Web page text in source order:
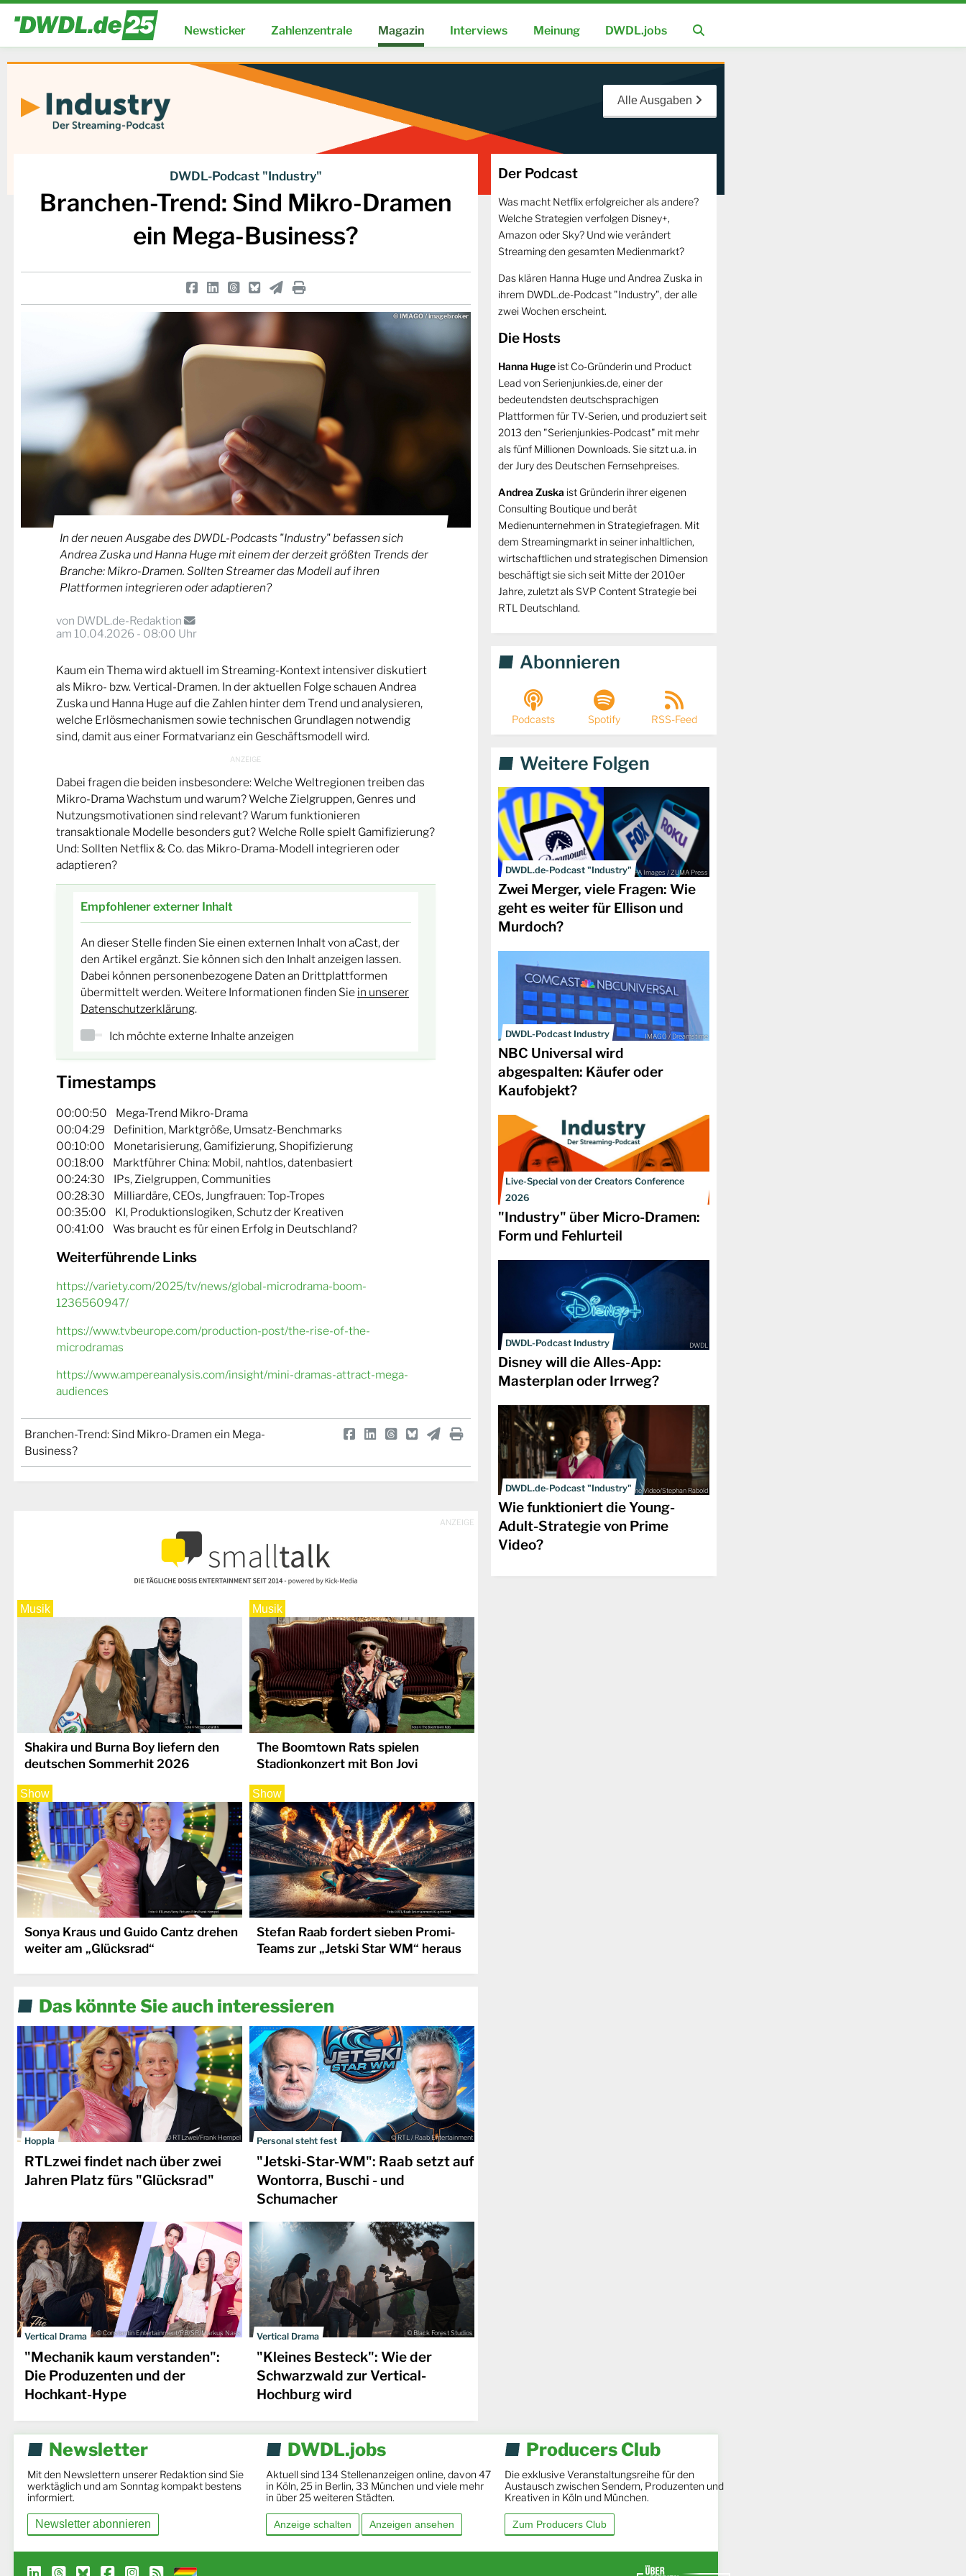
Newsticker Zahlenzentrale Magazin Interviews Meinung DWDL.jobs
Alle Ausgaben
DWDL-Podcast "Industry"
Branchen-Trend: Sind Mikro-Dramen
ein Mega-Business?
© IMAGO / imagebroker
In der neuen Ausgabe des DWDL-Podcasts "Industry" befassen sich
Andrea Zuska und Hanna Huge mit einem der derzeit größten Trends der
Branche: Mikro-Dramen. Sollten Streamer das Modell auf ihren
Plattformen integrieren oder adaptieren?
von DWDL.de-Redaktion
am 10.04.2026 - 08:00 Uhr
Kaum ein Thema wird aktuell im Streaming-Kontext intensiver diskutiert
als Mikro- bzw. Vertical-Dramen. In der aktuellen Folge schauen Andrea
Zuska und Hanna Huge auf die Zahlen hinter dem Trend und analysieren,
welche Erlösmechanismen sowie technischen Grundlagen notwendig
sind, damit aus einer Formatvarianz ein Geschäftsmodell wird.
Dabei fragen die beiden insbesondere: Welche Weltregionen treiben das
Mikro-Drama Wachstum und warum? Welche Zielgruppen, Genres und
Nutzungsmotivationen sind relevant? Warum funktionieren
transaktionale Modelle besonders gut? Welche Rolle spielt Gamifizierung?
Und: Sollten Netflix & Co. das Mikro-Drama-Modell integrieren oder
adaptieren?
Empfohlener externer Inhalt
An dieser Stelle finden Sie einen externen Inhalt von aCast, der
den Artikel ergänzt. Sie können sich den Inhalt anzeigen lassen.
Dabei können personenbezogene Daten an Drittplattformen
übermittelt werden. Weitere Informationen finden Sie in unserer
Datenschutzerklärung.
Ich möchte externe Inhalte anzeigen
Timestamps
00:00:50 Mega-Trend Mikro-Drama
00:04:29 Definition, Marktgröße, Umsatz-Benchmarks
00:10:00 Monetarisierung, Gamifizierung, Shopifizierung
00:18:00 Marktführer China: Mobil, nahtlos, datenbasiert
00:24:30 IPs, Zielgruppen, Communities
00:28:30 Milliardäre, CEOs, Jungfrauen: Top-Tropes
00:35:00 KI, Produktionslogiken, Schutz der Kreativen
00:41:00 Was braucht es für einen Erfolg in Deutschland?
Weiterführende Links
https://variety.com/2025/tv/news/global-microdrama-boom-
1236560947/
https://www.tvbeurope.com/production-post/the-rise-of-the-
microdramas
https://www.ampereanalysis.com/insight/mini-dramas-attract-mega-
audiences
Branchen-Trend: Sind Mikro-Dramen ein Mega-
Business?
ANZEIGE
Musik
Shakira und Burna Boy liefern den
deutschen Sommerhit 2026
Musik
The Boomtown Rats spielen
Stadionkonzert mit Bon Jovi
Show
Sonya Kraus und Guido Cantz drehen
weiter am „Glücksrad“
Show
Stefan Raab fordert sieben Promi-
Teams zur „Jetski Star WM“ heraus
Das könnte Sie auch interessieren
Hoppla © RTLzwei/Frank Hempel
RTLzwei findet nach über zwei
Jahren Platz fürs "Glücksrad"
Personal steht fest © RTL / Raab Entertainment
"Jetski-Star-WM": Raab setzt auf
Wontorra, Buschi - und
Schumacher
Vertical Drama © Constantin Entertainment/RB/SR/Markus Nass
"Mechanik kaum verstanden":
Die Produzenten und der
Hochkant-Hype
Vertical Drama © Black Forest Studios
"Kleines Besteck": Wie der
Schwarzwald zur Vertical-
Hochburg wird
Der Podcast
Was macht Netflix erfolgreicher als andere?
Welche Strategien verfolgen Disney+,
Amazon oder Sky? Und wie verändert
Streaming den gesamten Medienmarkt?
Das klären Hanna Huge und Andrea Zuska in
ihrem DWDL.de-Podcast "Industry", der alle
zwei Wochen erscheint.
Die Hosts
Hanna Huge ist Co-Gründerin und Product
Lead von Serienjunkies.de, einer der
bedeutendsten deutschsprachigen
Plattformen für TV-Serien, und produziert seit
2013 den "Serienjunkies-Podcast" mit mehr
als fünf Millionen Downloads. Sie sitzt u.a. in
der Jury des Deutschen Fernsehpreises.
Andrea Zuska ist Gründerin ihrer eigenen
Consulting Boutique und berät
Medienunternehmen in Strategiefragen. Mit
dem Streamingmarkt in seiner inhaltlichen,
wirtschaftlichen und strategischen Dimension
beschäftigt sie sich seit Mitte der 2010er
Jahre, zuletzt als SVP Content Strategie bei
RTL Deutschland.
Abonnieren
Podcasts Spotify RSS-Feed
Weitere Folgen
DWDL.de-Podcast "Industry"IMAGO / SOPA Images / ZUMA Press
Zwei Merger, viele Fragen: Wie
geht es weiter für Ellison und
Murdoch?
DWDL-Podcast Industry IMAGO / Dreamstime
NBC Universal wird
abgespalten: Käufer oder
Kaufobjekt?
Live-Special von der Creators Conference
2026
"Industry" über Micro-Dramen:
Form und Fehlurteil
DWDL-Podcast Industry DWDL
Disney will die Alles-App:
Masterplan oder Irrweg?
DWDL.de-Podcast "Industry"Prime Video/Stephan Rabold
Wie funktioniert die Young-
Adult-Strategie von Prime
Video?
Newsletter
Mit den Newslettern unserer Redaktion sind Sie
werktäglich und am Sonntag kompakt bestens
informiert.
Newsletter abonnieren
DWDL.jobs
Aktuell sind 134 Stellenanzeigen online, davon 47
in Köln, 25 in Berlin, 33 München und viele mehr
in über 25 weiteren Städten.
Anzeige schalten Anzeigen ansehen
Producers Club
Die exklusive Veranstaltungsreihe für den
Austausch zwischen Sendern, Produzenten und
Kreativen in Köln und München.
Zum Producers Club